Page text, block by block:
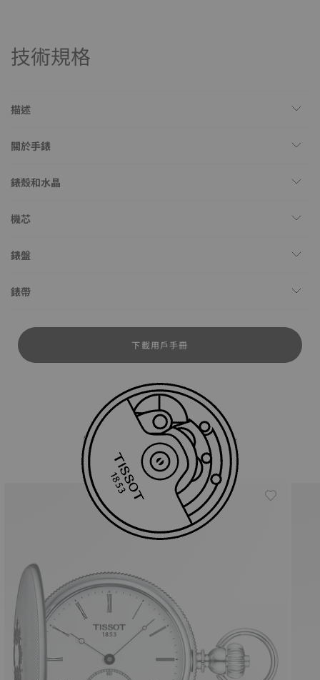
技術規格
描述
關於手錶
錶殼和水晶
機芯
錶盤
錶帶
下載用戶手冊
Similar Products